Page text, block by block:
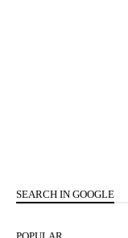
SEARCH IN GOOGLE